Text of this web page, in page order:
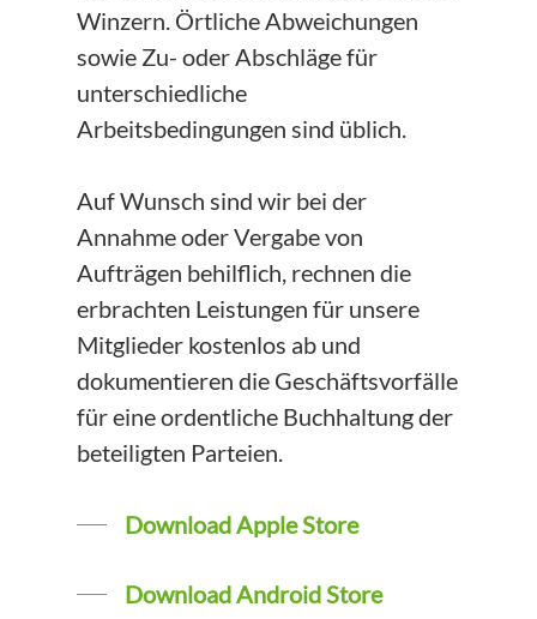
Winzern. Örtliche Abweichungen
sowie Zu- oder Abschläge für
unterschiedliche
Arbeitsbedingungen sind üblich.
Auf Wunsch sind wir bei der
Annahme oder Vergabe von
Aufträgen behilflich, rechnen die
erbrachten Leistungen für unsere
Mitglieder kostenlos ab und
dokumentieren die Geschäftsvorfälle
für eine ordentliche Buchhaltung der
beteiligten Parteien.
Download Apple Store
Download Android Store